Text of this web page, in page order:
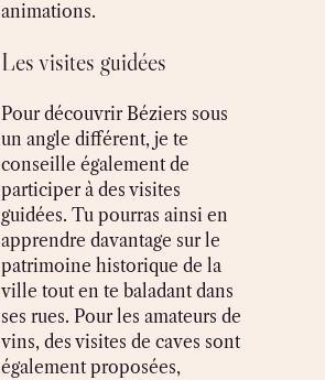
animations.
Les visites guidées
Pour découvrir Béziers sous
un angle différent, je te
conseille également de
participer à des visites
guidées. Tu pourras ainsi en
apprendre davantage sur le
patrimoine historique de la
ville tout en te baladant dans
ses rues. Pour les amateurs de
vins, des visites de caves sont
également proposées,